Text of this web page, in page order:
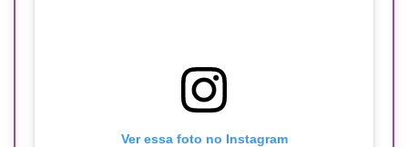
Ver essa foto no Instagram